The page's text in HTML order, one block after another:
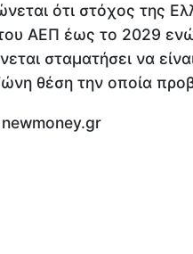
ότι στόχος της
ΑΕΠ έως το 2029
σταματήσει να
θέση την οποία
newmoney.gr